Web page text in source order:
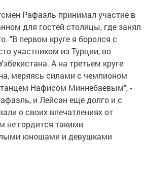
Рафаэль принимал участие в
для гостей столицы, где занял
"В первом круге я боролся с
участником из Турции, во
А на третьем круге
меряясь силами с чемпионом
Нафисом Миннебаевым", -
и Лейсан еще долго и с
о своих впечатлениях от
не гордится такими
юношами и девушками